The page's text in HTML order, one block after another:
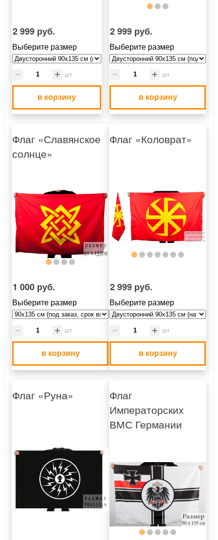
2 999 руб.
Выберите размер
шт
в корзину
2 999 руб.
Выберите размер
шт
в корзину
Флаг «Славянское
солнце»
1 000 руб.
Выберите размер
шт
в корзину
Флаг «Коловрат»
2 999 руб.
Выберите размер
шт
в корзину
Флаг «Руна»
Флаг
Императорских
ВМС Германии